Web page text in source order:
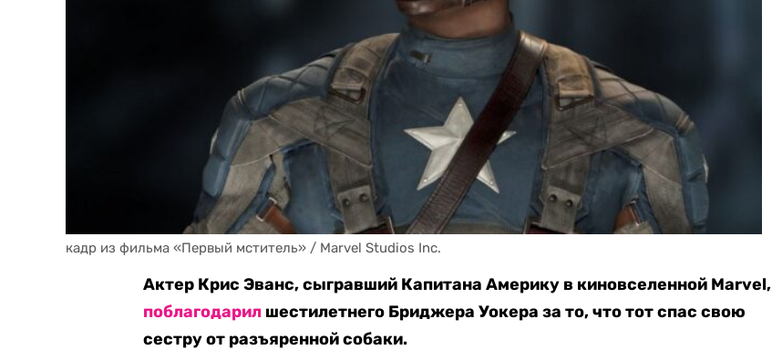
кадр из фильма «Первый мститель» / Marvel Studios Inc.
Актер Крис Эванс, сыгравший Капитана Америку в киновселенной Marvel,
поблагодарил шестилетнего Бриджера Уокера за то, что тот спас свою
сестру от разъяренной собаки.